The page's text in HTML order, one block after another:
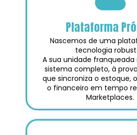
Plataforma
Nascemos de uma
tecnologia
A sua unidade
sistema completo, à
que sincroniza o estoque,
o financeiro em tempo
Marketplaces.